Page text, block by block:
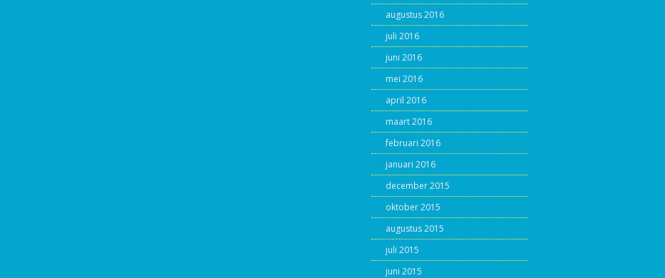
augustus 2016
juli 2016
juni 2016
mei 2016
april 2016
maart 2016
februari 2016
januari 2016
december 2015
oktober 2015
augustus 2015
juli 2015
juni 2015